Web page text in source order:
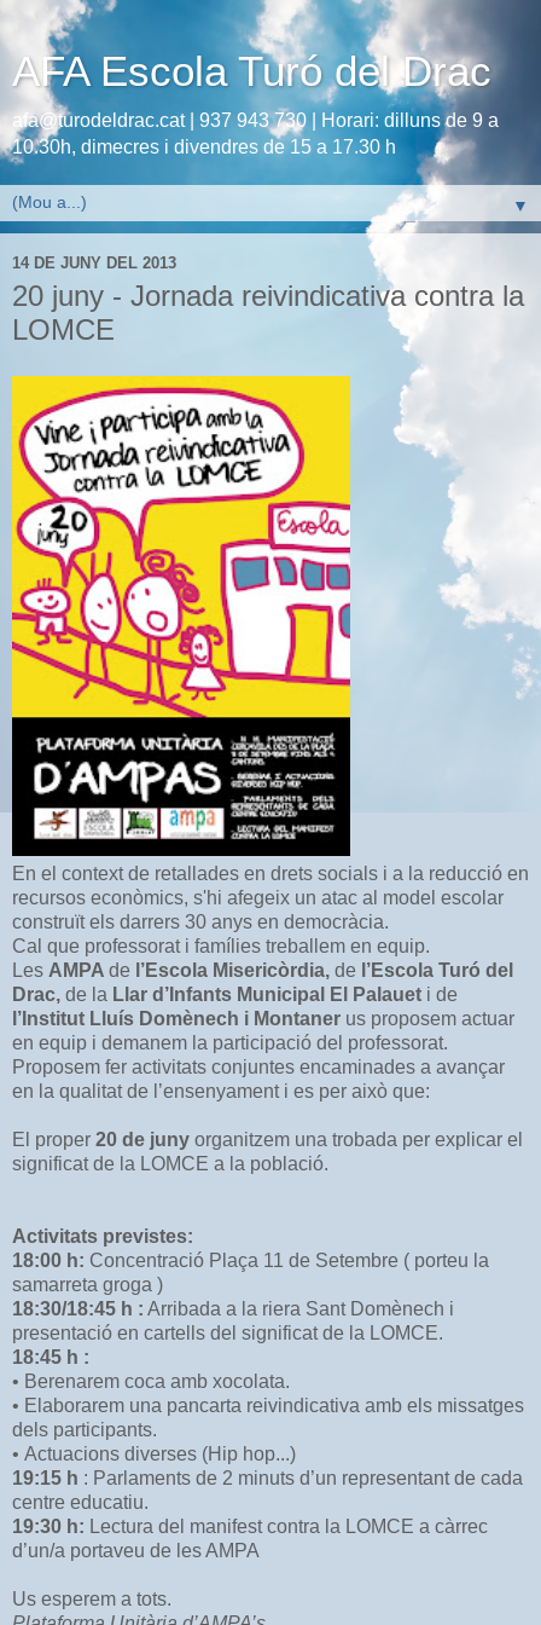
AFA Escola Turó del Drac
afa@turodeldrac.cat | 937 943 730 | Horari: dilluns de 9 a
10.30h, dimecres i divendres de 15 a 17.30 h
▼
14 DE JUNY DEL 2013
20 juny - Jornada reivindicativa contra la
LOMCE
En el context de retallades en drets socials i a la reducció en
recursos econòmics, s'hi afegeix un atac al model escolar
construït els darrers 30 anys en democràcia.
Cal que professorat i famílies treballem en equip.
Les AMPA de l’Escola Misericòrdia, de l’Escola Turó del
Drac, de la Llar d’Infants Municipal El Palauet i de
l’Institut Lluís Domènech i Montaner us proposem actuar
en equip i demanem la participació del professorat.
Proposem fer activitats conjuntes encaminades a avançar
en la qualitat de l’ensenyament i es per això que:
El proper 20 de juny organitzem una trobada per explicar el
significat de la LOMCE a la població.
Activitats previstes:
18:00 h: Concentració Plaça 11 de Setembre ( porteu la
samarreta groga )
18:30/18:45 h : Arribada a la riera Sant Domènech i
presentació en cartells del significat de la LOMCE.
18:45 h :
• Berenarem coca amb xocolata.
• Elaborarem una pancarta reivindicativa amb els missatges
dels participants.
• Actuacions diverses (Hip hop...)
19:15 h : Parlaments de 2 minuts d’un representant de cada
centre educatiu.
19:30 h: Lectura del manifest contra la LOMCE a càrrec
d’un/a portaveu de les AMPA
Us esperem a tots.